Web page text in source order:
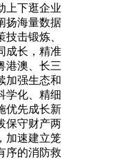
上下逛企业
扬海量数据
击锻炼、
成长，精准
港澳、长三
加强生态和
学化、精细
优先成长新
保守财产两
加速建立笼
序的消防救